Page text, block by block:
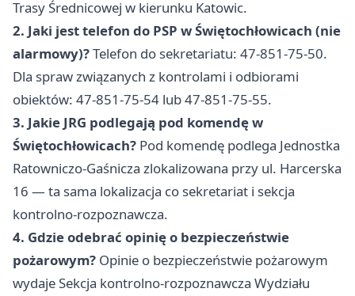
Trasy Średnicowej w kierunku Katowic.
2. Jaki jest telefon do PSP w Świętochłowicach (nie
alarmowy)?Telefon do sekretariatu: 47-851-75-50.
Dla spraw związanych z kontrolami i odbiorami
obiektów: 47-851-75-54 lub 47-851-75-55.
3. Jakie JRG podlegają pod komendę w
Świętochłowicach? Pod komendę podlega Jednostka
Ratowniczo-Gaśnicza zlokalizowana przy ul. Harcerska
16 — ta sama lokalizacja co sekretariat i sekcja
kontrolno-rozpoznawcza.
4. Gdzie odebrać opinię o bezpieczeństwie
pożarowym? Opinie o bezpieczeństwie pożarowym
wydaje Sekcja kontrolno-rozpoznawcza Wydziału